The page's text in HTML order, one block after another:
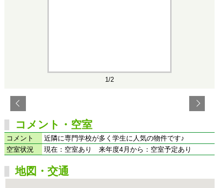
1/2
コメント・空室
コメント
近隣に専門学校が多く学生に人気の物件です♪
空室状況
現在：空室あり 来年度4月から：空室予定あり
地図・交通